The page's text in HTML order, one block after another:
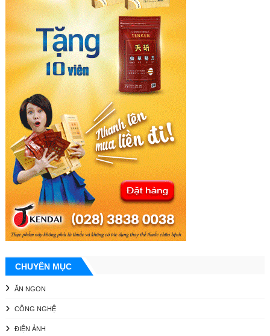
CHUYÊN MỤC
ĂN NGON
CÔNG NGHỆ
ĐIỆN ẢNH